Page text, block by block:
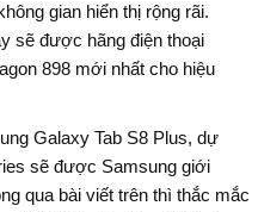
gian hiển thị rộng rãi.
sẽ được hãng điện thoại
898 mới nhất cho hiệu
Galaxy Tab S8 Plus, dự
sẽ được Samsung giới
qua bài viết trên thì thắc mắc